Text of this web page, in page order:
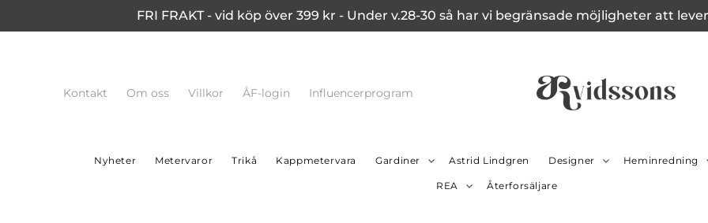
FRI FRAKT - vid köp över 399 kr - Under v.28-30 så har vi begränsade möjligheter att
Kontakt Om oss Villkor ÅF-login Influencerprogram
Nyheter Metervaror Trikå Kappmetervara Gardiner Astrid Lindgren Designer Heminredning
REA Återforsäljare